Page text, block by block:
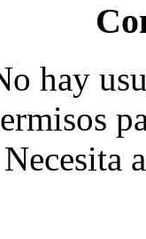
hay
Necesita